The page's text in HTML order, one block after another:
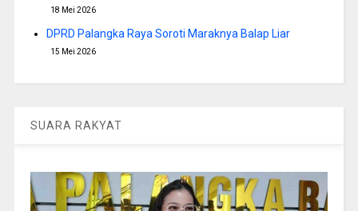
18 Mei 2026
DPRD Palangka Raya Soroti Maraknya Balap Liar
15 Mei 2026
SUARA RAKYAT